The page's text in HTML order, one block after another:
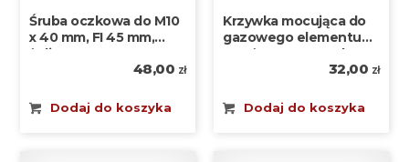
Śruba oczkowa do M10
x 40 mm, FI 45 mm,
żeliwna
48,00 zł
Dodaj do koszyka
Krzywka mocująca do
gazowego elementu
sprężystego metalowa
32,00 zł
Dodaj do koszyka